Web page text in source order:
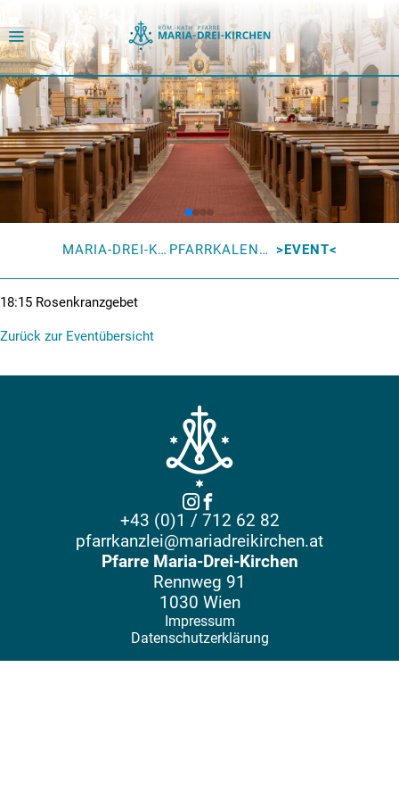
MARIA-DREI-KIRCHEN PFARRKALENDER EVENT
18:15 Rosenkranzgebet
Zurück zur Eventübersicht
+43 (0)1 / 712 62 82
pfarrkanzlei@mariadreikirchen.at
Pfarre Maria-Drei-Kirchen
Rennweg 91
1030 Wien
Impressum
Datenschutzerklärung